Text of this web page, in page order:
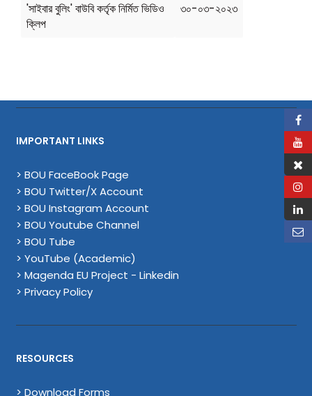
'সাইবার বুলিং' বাউবি কর্তৃক নির্মিত ভিডিও
ক্লিপ
৩০-০৩-২০২৩
IMPORTANT LINKS
> BOU FaceBook Page
> BOU Twitter/X Account
> BOU Instagram Account
> BOU Youtube Channel
> BOU Tube
> YouTube (Academic)
> Magenda EU Project - Linkedin
> Privacy Policy
RESOURCES
> Download Forms